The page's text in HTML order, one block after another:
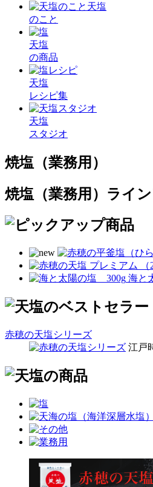
天塩
のこと
天塩
の商品
天塩
レシピ集
天塩
スタジオ
焼塩（業務用）
焼塩（業務用）ライ
海と
赤穂の天塩シリーズ
江戸